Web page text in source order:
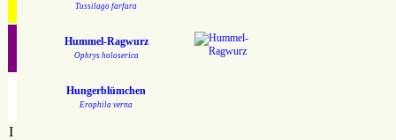
Tussilago farfara
Hummel-Ragwurz
Ophrys holoserica
Hungerblümchen
Erophila verna
I